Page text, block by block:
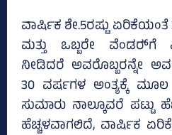
ವಾರ್ಷಿಕ ಶೇ.5ರಷ್ಟು
ಮತ್ತು ಒಬ್ಬರೇ ವೆಂಡರ್‍‌ಗೆ
ನೀಡಿದರೆ ಅವರೊಬ್ಬರನ್ನೇ
30 ವರ್ಷಗಳ ಅಂತ್ಯಕ್ಕೆ ಮೂಲ
ಸುಮಾರು ನಾಲ್ಕೂವರೆ ಪಟ್ಟು
ಹೆಚ್ಚಳವಾಗಲಿದೆ, ವಾರ್ಷಿಕ